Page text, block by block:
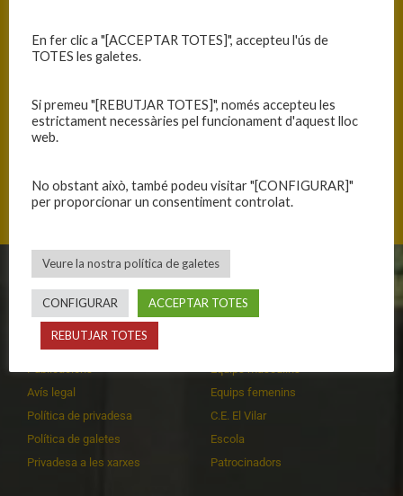
Mas Cuní 43, 17300 Blanes, Catalunya
CLUB
Història
Publicacions
Avís legal
Política de privadesa
Política de galetes
Privadesa a les xarxes
EQUIPS
Equips masculins
Equips femenins
C.E. El Vilar
Escola
Patrocinadors
En fer clic a "[ACCEPTAR TOTES]", accepteu l'ús de
TOTES les galetes.
Si premeu "[REBUTJAR TOTES]", només accepteu les
estrictament necessàries pel funcionament d'aquest lloc
web.
No obstant això, també podeu visitar "[CONFIGURAR]"
per proporcionar un consentiment controlat.
Veure la nostra política de galetes
CONFIGURAR ACCEPTAR TOTES
REBUTJAR TOTES